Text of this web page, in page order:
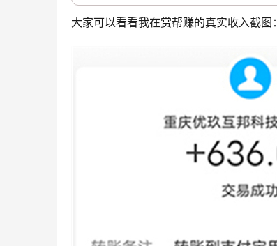
大家可以看看我在赏帮赚的真实收入截图：